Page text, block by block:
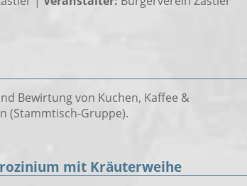
Bewirtung von Kuchen, Kaffee &
(Stammtisch-Gruppe).
mit Kräuterweihe